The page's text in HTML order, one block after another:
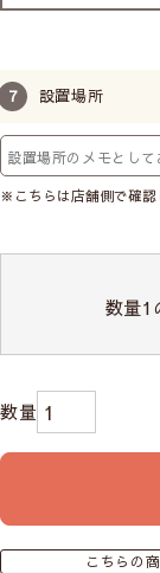
設置場所
※こちらは店舗側で確認
数量1
こちらの